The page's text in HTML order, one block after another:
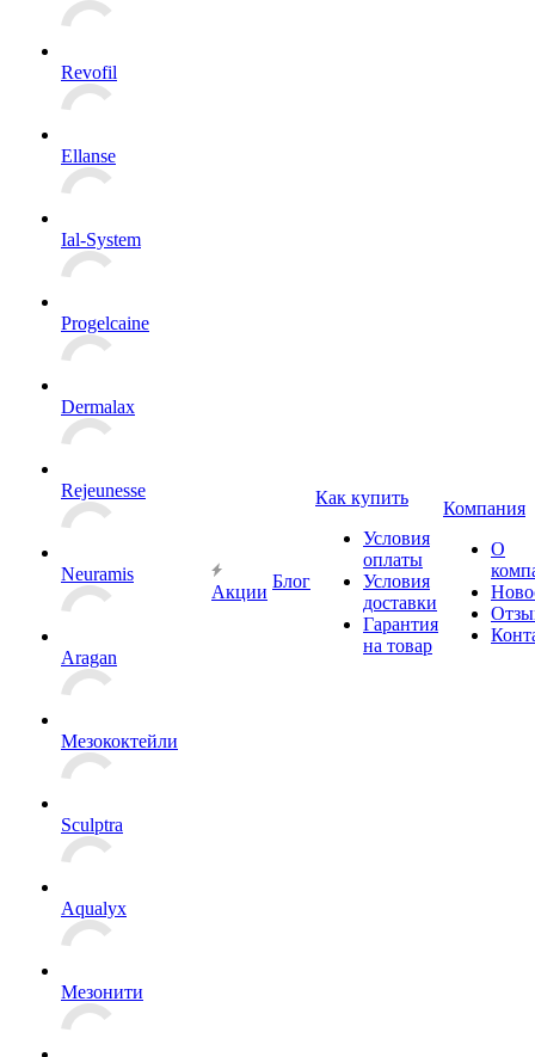
Revofil
Ellanse
Ial-System
Progelcaine
Dermalax
Rejeunesse
Neuramis
Aragan
Мезококтейли
Sculptra
Aqualyx
Мезонити
Акции
Блог
Как купить
Условия
оплаты
Условия
доставки
Гарантия
на товар
Компания
О